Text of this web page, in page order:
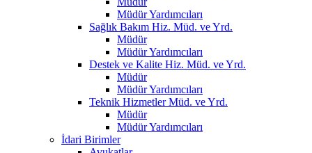
Müdür Yardımcıları
Sağlık Bakım Hiz. Müd. ve Yrd.
Müdür
Müdür Yardımcıları
Destek ve Kalite Hiz. Müd. ve Yrd.
Müdür
Müdür Yardımcıları
Teknik Hizmetler Müd. ve Yrd.
Müdür
Müdür Yardımcıları
İdari Birimler